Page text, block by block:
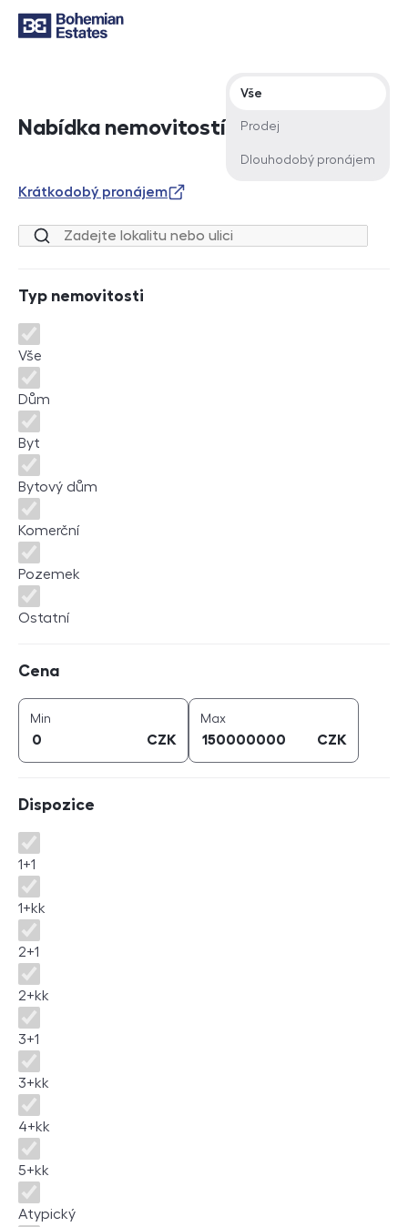
Nabídka nemovitostí
Typ nabídky
Vše
Prodej
Dlouhodobý pronájem
Krátkodobý pronájem
Lokalita nebo ulice
Typ nemovitosti
Typ nemovitosti
Vše
Dům
Byt
Bytový dům
Komerční
Pozemek
Ostatní
Cena
Min
CZK
Maxcena (
CZK
Dispozice
Dispozice
1+1
1+kk
2+1
2+kk
3+1
3+kk
4+kk
5+kk
Atypický